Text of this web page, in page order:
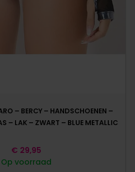
– BERCY – HANDSCHOENEN –
– LAK – ZWART – BLUE METALLIC
Op voorraad
€ 29,95